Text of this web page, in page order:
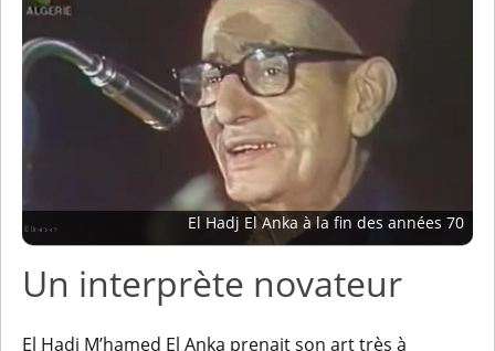
El Hadj El Anka à la fin des années 70
Un interprète novateur
El Hadj M’hamed El Anka prenait son art très à